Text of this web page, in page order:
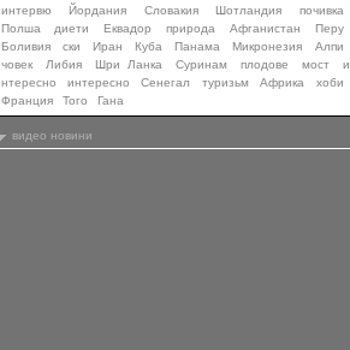
интервю
Йордания Словакия Шотландия
почивка
Полша
диети Еквадор природа Афганистан
Перу
Боливия
ски Иран Куба Панама Микронезия
Алпи
човек
Либия Шри Ланка Суринам плодове мост
и
нтересно
интересно Сенегал туризьм Африка
хоби
Франция
Того Гана
видео новини